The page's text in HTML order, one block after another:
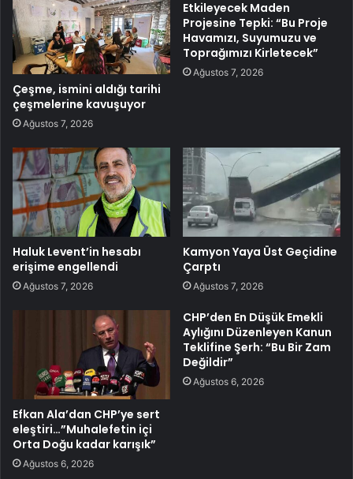
Çeşme, ismini aldığı tarihi
çeşmelerine kavuşuyor
Ağustos 7, 2026
Etkileyecek Maden
Projesine Tepki: “Bu Proje
Havamızı, Suyumuzu ve
Toprağımızı Kirletecek”
Ağustos 7, 2026
Haluk Levent’in hesabı
erişime engellendi
Ağustos 7, 2026
Kamyon Yaya Üst Geçidine
Çarptı
Ağustos 7, 2026
Efkan Ala’dan CHP’ye sert
eleştiri…”Muhalefetin içi
Orta Doğu kadar karışık”
Ağustos 6, 2026
CHP’den En Düşük Emekli
Aylığını Düzenleyen Kanun
Teklifine Şerh: “Bu Bir Zam
Değildir”
Ağustos 6, 2026